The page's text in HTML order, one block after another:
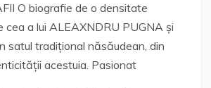
O biografie de o densitate
cea a lui ALEAXNDRU PUGNA și
satul tradițional năsăudean, din
acestuia. Pasionat